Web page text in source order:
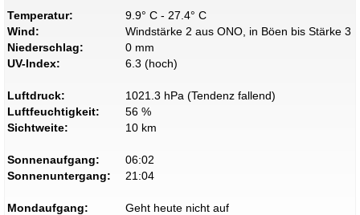
Temperatur:
9.9° C - 27.4° C
Wind:
Windstärke 2 aus ONO, in Böen bis Stärke 3
Niederschlag:
0 mm
UV-Index:
6.3 (hoch)
Luftdruck:
1021.3 hPa (Tendenz fallend)
Luftfeuchtigkeit:
56 %
Sichtweite:
10 km
Sonnenaufgang:
06:02
Sonnenuntergang:
21:04
Mondaufgang:
Geht heute nicht auf